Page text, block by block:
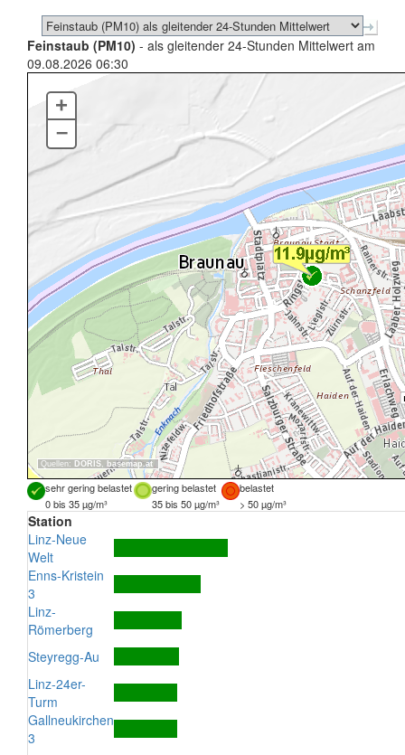
Feinstaub (PM10) - als gleitender 24-Stunden Mittelwert am
09.08.2026 06:30
Quellen: DORIS, basemap.at
+
–
sehr gering belastet gering belastet
belastet
0 bis 35 µg/m³
35 bis 50 µg/m³ > 50 µg/m³
Station
Linz-Neue
Welt
Enns-Kristein
3
Linz-
Römerberg
Steyregg-Au
Linz-24er-
Turm
Gallneukirchen
3